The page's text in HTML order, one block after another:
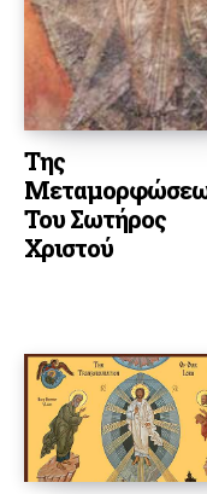
Της
Του Σωτήρος
Χριστού